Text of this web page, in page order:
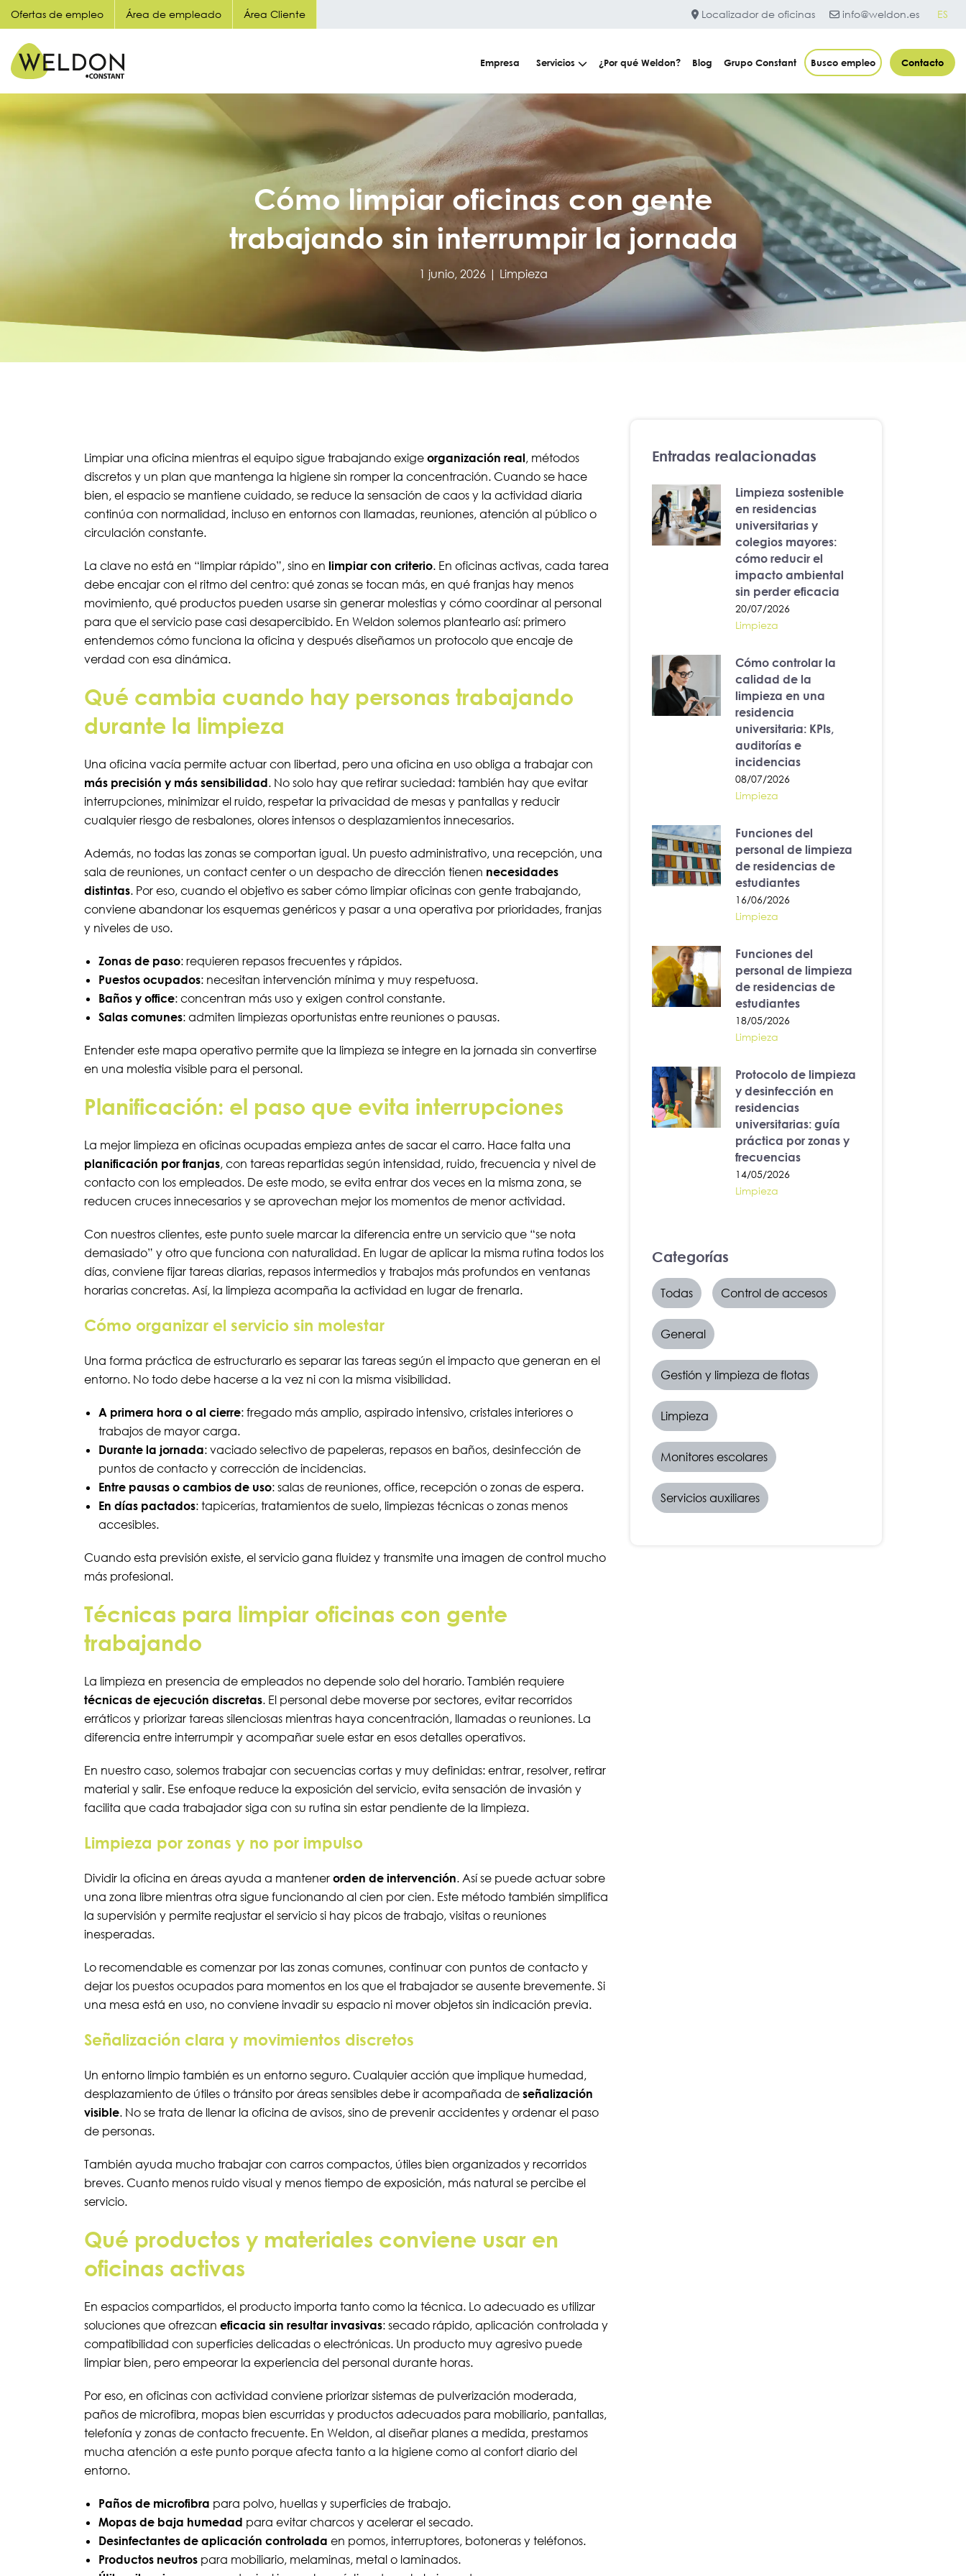
Ofertas de empleo Área de empleado Área Cliente Localizador de oficinas info@weldon.es ES
Empresa Servicios ¿Por qué Weldon? Blog Grupo Constant Busco empleo Contacto
Cómo limpiar oficinas con gente
trabajando sin interrumpir la jornada
1 junio, 2026 | Limpieza
Limpiar una oficina mientras el equipo sigue trabajando exige organización real, métodos
discretos y un plan que mantenga la higiene sin romper la concentración. Cuando se hace
bien, el espacio se mantiene cuidado, se reduce la sensación de caos y la actividad diaria
continúa con normalidad, incluso en entornos con llamadas, reuniones, atención al público o
circulación constante.
La clave no está en “limpiar rápido”, sino en limpiar con criterio. En oficinas activas, cada tarea
debe encajar con el ritmo del centro: qué zonas se tocan más, en qué franjas hay menos
movimiento, qué productos pueden usarse sin generar molestias y cómo coordinar al personal
para que el servicio pase casi desapercibido. En Weldon solemos plantearlo así: primero
entendemos cómo funciona la oficina y después diseñamos un protocolo que encaje de
verdad con esa dinámica.
Qué cambia cuando hay personas trabajando
durante la limpieza
Una oficina vacía permite actuar con libertad, pero una oficina en uso obliga a trabajar con
más precisión y más sensibilidad. No solo hay que retirar suciedad: también hay que evitar
interrupciones, minimizar el ruido, respetar la privacidad de mesas y pantallas y reducir
cualquier riesgo de resbalones, olores intensos o desplazamientos innecesarios.
Además, no todas las zonas se comportan igual. Un puesto administrativo, una recepción, una
sala de reuniones, un contact center o un despacho de dirección tienen necesidades
distintas. Por eso, cuando el objetivo es saber cómo limpiar oficinas con gente trabajando,
conviene abandonar los esquemas genéricos y pasar a una operativa por prioridades, franjas
y niveles de uso.
Zonas de paso: requieren repasos frecuentes y rápidos.
Puestos ocupados: necesitan intervención mínima y muy respetuosa.
Baños y office: concentran más uso y exigen control constante.
Salas comunes: admiten limpiezas oportunistas entre reuniones o pausas.
Entender este mapa operativo permite que la limpieza se integre en la jornada sin convertirse
en una molestia visible para el personal.
Planificación: el paso que evita interrupciones
La mejor limpieza en oficinas ocupadas empieza antes de sacar el carro. Hace falta una
planificación por franjas, con tareas repartidas según intensidad, ruido, frecuencia y nivel de
contacto con los empleados. De este modo, se evita entrar dos veces en la misma zona, se
reducen cruces innecesarios y se aprovechan mejor los momentos de menor actividad.
Con nuestros clientes, este punto suele marcar la diferencia entre un servicio que “se nota
demasiado” y otro que funciona con naturalidad. En lugar de aplicar la misma rutina todos los
días, conviene fijar tareas diarias, repasos intermedios y trabajos más profundos en ventanas
horarias concretas. Así, la limpieza acompaña la actividad en lugar de frenarla.
Cómo organizar el servicio sin molestar
Una forma práctica de estructurarlo es separar las tareas según el impacto que generan en el
entorno. No todo debe hacerse a la vez ni con la misma visibilidad.
A primera hora o al cierre: fregado más amplio, aspirado intensivo, cristales interiores o
trabajos de mayor carga.
Durante la jornada: vaciado selectivo de papeleras, repasos en baños, desinfección de
puntos de contacto y corrección de incidencias.
Entre pausas o cambios de uso: salas de reuniones, office, recepción o zonas de espera.
En días pactados: tapicerías, tratamientos de suelo, limpiezas técnicas o zonas menos
accesibles.
Cuando esta previsión existe, el servicio gana fluidez y transmite una imagen de control mucho
más profesional.
Técnicas para limpiar oficinas con gente
trabajando
La limpieza en presencia de empleados no depende solo del horario. También requiere
técnicas de ejecución discretas. El personal debe moverse por sectores, evitar recorridos
erráticos y priorizar tareas silenciosas mientras haya concentración, llamadas o reuniones. La
diferencia entre interrumpir y acompañar suele estar en esos detalles operativos.
En nuestro caso, solemos trabajar con secuencias cortas y muy definidas: entrar, resolver, retirar
material y salir. Ese enfoque reduce la exposición del servicio, evita sensación de invasión y
facilita que cada trabajador siga con su rutina sin estar pendiente de la limpieza.
Limpieza por zonas y no por impulso
Dividir la oficina en áreas ayuda a mantener orden de intervención. Así se puede actuar sobre
una zona libre mientras otra sigue funcionando al cien por cien. Este método también simplifica
la supervisión y permite reajustar el servicio si hay picos de trabajo, visitas o reuniones
inesperadas.
Lo recomendable es comenzar por las zonas comunes, continuar con puntos de contacto y
dejar los puestos ocupados para momentos en los que el trabajador se ausente brevemente. Si
una mesa está en uso, no conviene invadir su espacio ni mover objetos sin indicación previa.
Señalización clara y movimientos discretos
Un entorno limpio también es un entorno seguro. Cualquier acción que implique humedad,
desplazamiento de útiles o tránsito por áreas sensibles debe ir acompañada de señalización
visible. No se trata de llenar la oficina de avisos, sino de prevenir accidentes y ordenar el paso
de personas.
También ayuda mucho trabajar con carros compactos, útiles bien organizados y recorridos
breves. Cuanto menos ruido visual y menos tiempo de exposición, más natural se percibe el
servicio.
Qué productos y materiales conviene usar en
oficinas activas
En espacios compartidos, el producto importa tanto como la técnica. Lo adecuado es utilizar
soluciones que ofrezcan eficacia sin resultar invasivas: secado rápido, aplicación controlada y
compatibilidad con superficies delicadas o electrónicas. Un producto muy agresivo puede
limpiar bien, pero empeorar la experiencia del personal durante horas.
Por eso, en oficinas con actividad conviene priorizar sistemas de pulverización moderada,
paños de microfibra, mopas bien escurridas y productos adecuados para mobiliario, pantallas,
telefonía y zonas de contacto frecuente. En Weldon, al diseñar planes a medida, prestamos
mucha atención a este punto porque afecta tanto a la higiene como al confort diario del
entorno.
Paños de microfibra para polvo, huellas y superficies de trabajo.
Mopas de baja humedad para evitar charcos y acelerar el secado.
Desinfectantes de aplicación controlada en pomos, interruptores, botoneras y teléfonos.
Productos neutros para mobiliario, melaminas, metal o laminados.
Entradas realacionadas
Limpieza sostenible
en residencias
universitarias y
colegios mayores:
cómo reducir el
impacto ambiental
sin perder eficacia
20/07/2026
Limpieza
Cómo controlar la
calidad de la
limpieza en una
residencia
universitaria: KPIs,
auditorías e
incidencias
08/07/2026
Limpieza
Funciones del
personal de limpieza
de residencias de
estudiantes
16/06/2026
Limpieza
Funciones del
personal de limpieza
de residencias de
estudiantes
18/05/2026
Limpieza
Protocolo de limpieza
y desinfección en
residencias
universitarias: guía
práctica por zonas y
frecuencias
14/05/2026
Limpieza
Categorías
Todas Control de accesos
General
Gestión y limpieza de flotas
Limpieza
Monitores escolares
Servicios auxiliares